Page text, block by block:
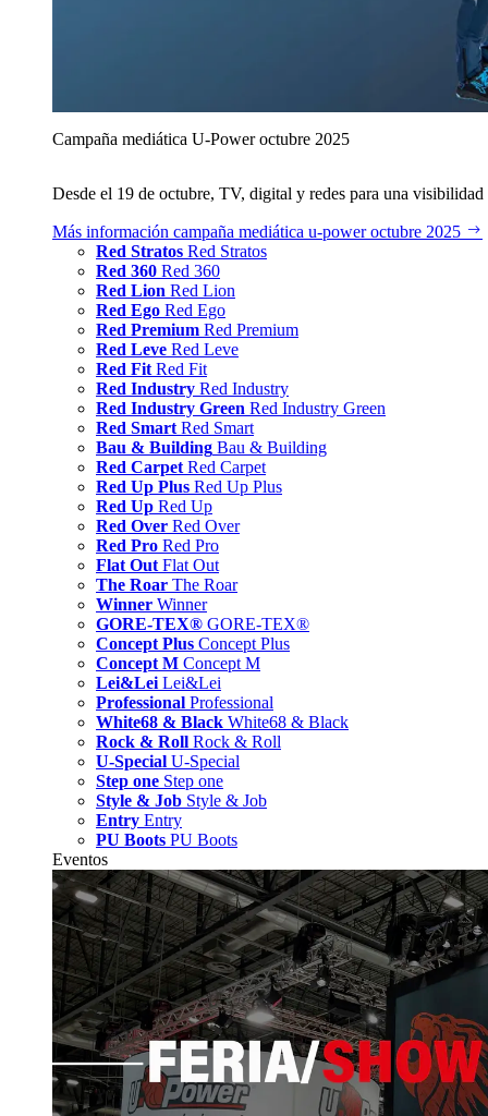
Campaña mediática U‑Power octubre 2025
Desde el 19 de octubre, TV, digital y redes para una
Más información campaña mediática u‑power octubre 2025
Red Stratos Red Stratos
Red 360 Red 360
Red Lion Red Lion
Red Ego Red Ego
Red Premium Red Premium
Red Leve Red Leve
Red Fit Red Fit
Red Industry Red Industry
Red Industry Green Red Industry Green
Red Smart Red Smart
Bau & Building Bau & Building
Red Carpet Red Carpet
Red Up Plus Red Up Plus
Red Up Red Up
Red Over Red Over
Red Pro Red Pro
Flat Out Flat Out
The Roar The Roar
Winner Winner
GORE-TEX® GORE-TEX®
Concept Plus Concept Plus
Concept M Concept M
Lei&Lei Lei&Lei
Professional Professional
White68 & Black White68 & Black
Rock & Roll Rock & Roll
U-Special U-Special
Step one Step one
Style & Job Style & Job
Entry Entry
PU Boots PU Boots
Eventos